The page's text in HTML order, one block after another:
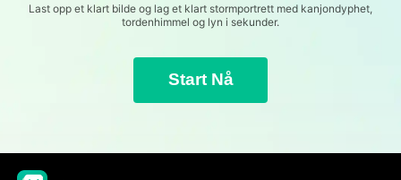
Last opp et klart bilde og lag et klart stormportrett med kanjondyphet,
tordenhimmel og lyn i sekunder.
Start Nå